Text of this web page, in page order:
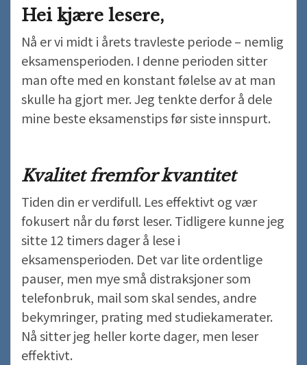
Hei kjære lesere,
Nå er vi midt i årets travleste periode – nemlig
eksamensperioden. I denne perioden sitter
man ofte med en konstant følelse av at man
skulle ha gjort mer. Jeg tenkte derfor å dele
mine beste eksamenstips før siste innspurt.
Kvalitet fremfor kvantitet
Tiden din er verdifull. Les effektivt og vær
fokusert når du først leser. Tidligere kunne jeg
sitte 12 timers dager å lese i
eksamensperioden. Det var lite ordentlige
pauser, men mye små distraksjoner som
telefonbruk, mail som skal sendes, andre
bekymringer, prating med studiekamerater.
Nå sitter jeg heller korte dager, men leser
effektivt.